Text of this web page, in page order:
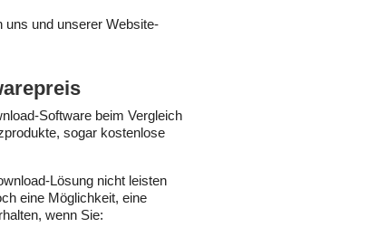
uns und unserer Website-
Software beim Vergleich
sogar kostenlose
Lösung nicht leisten
eine Möglichkeit, eine
wenn Sie: